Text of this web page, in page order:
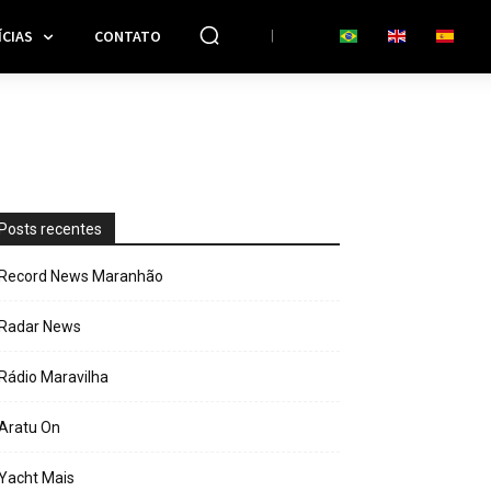
CONTATO
recentes
News Maranhão
News
Maravilha
On
Mais